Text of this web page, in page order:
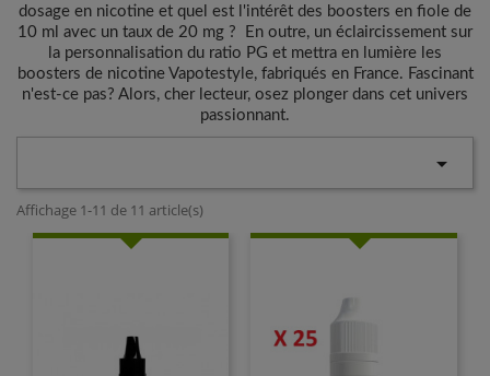
dosage en nicotine et quel est l'intérêt des boosters en fiole de
10 ml avec un taux de 20 mg ? En outre, un éclaircissement sur
la personnalisation du ratio PG et mettra en lumière les
boosters de nicotine Vapotestyle, fabriqués en France. Fascinant
n'est-ce pas? Alors, cher lecteur, osez plonger dans cet univers
passionnant.

Affichage 1-11 de 11 article(s)